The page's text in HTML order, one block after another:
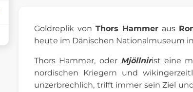
Goldreplik von Thors Hammeraus
heute im Dänischen Nationalmuseum
Thors Hammer, oder Mjöllnirist eine
nordischen Kriegern und
unzerbrechlich, trifft immer sein Ziel